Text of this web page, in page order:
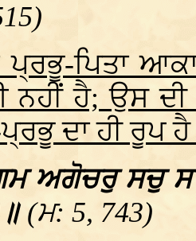
ਪ੍ਰਭੂ-ਪਿਤਾ
ਹੈ; ਉਸ ਦੀ
ਦਾ ਹੀ ਰੂਪ
ਅਗੋਚਰੁ ਸਚੁ
(ਮ: 5, 743)